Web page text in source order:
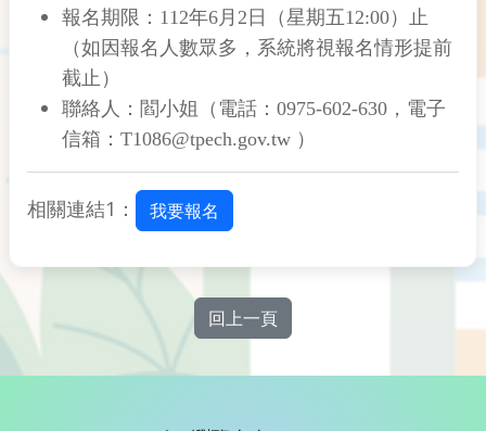
報名期限：112年6月2日（星期五12:00）止
（如因報名人數眾多，系統將視報名情形提前
截止）
聯絡人：閻小姐（電話：0975-602-630，電子
信箱：T1086@tpech.gov.tw ）
相關連結1： 我要報名
回上一頁